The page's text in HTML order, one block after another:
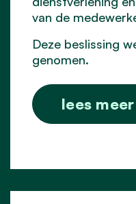
van de
Deze beslissing
genomen.
lees meer